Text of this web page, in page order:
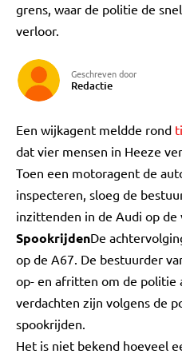
grens, waar de politie de
verloor.
Geschreven door
Redactie
Een wijkagent meldde rond
dat vier mensen in Heeze
Toen een motoragent de
inspecteren, sloeg de
inzittenden in de Audi op de
SpookrijdenDe
op de A67. De bestuurder
op- en afritten om de politie
verdachten zijn volgens de
spookrijden.
Het is niet bekend hoeveel